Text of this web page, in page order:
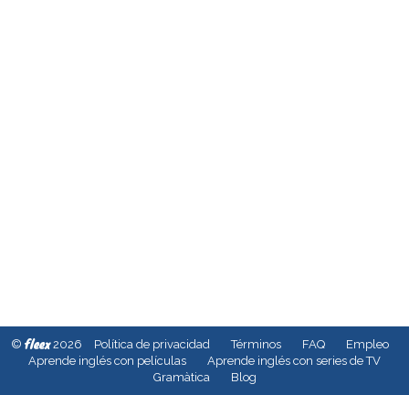
© fleex2026 Política de privacidad Términos FAQ
Empleo
Aprende inglés con películas
Aprende inglés con series de TV
Gramàtica
Blog